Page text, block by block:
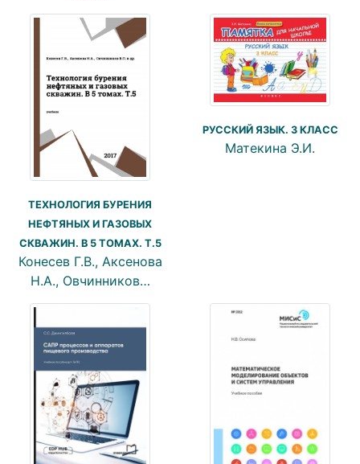
ТЕХНОЛОГИЯ БУРЕНИЯ
НЕФТЯНЫХ И ГАЗОВЫХ
СКВАЖИН. В 5 ТОМАХ. Т.5
Конесев Г.В., Аксенова
Н.А., Овчинников…
РУССКИЙ ЯЗЫК. 3 КЛАСС
Матекина Э.И.